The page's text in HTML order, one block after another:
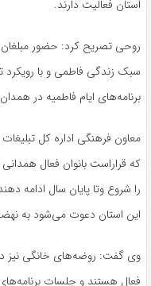
استان فعالیت دارند.
روحی تصریح کرد: حضور
سبک زندگی فاطمی و با
برنامه‌های ایام فاطمیه در
که قراراست بانوان فعال
را شروع وتا پایان سال ادامه
این استان دعوت می‌شود به
وی گفت: روضه‌های خانگی نیز
فعال هستند و جلسات